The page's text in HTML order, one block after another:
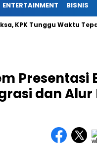
ENTERTAINMENT BISNIS
Tunggu Waktu Tepat
Presentasi
dan